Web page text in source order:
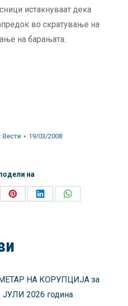
истакнуваат дека
во скратување на
на барањата.
Вести 19/03/2008
на
Share
Share
Share
НА КОРУПЦИЈА за
ЈУЛИ 2026 година